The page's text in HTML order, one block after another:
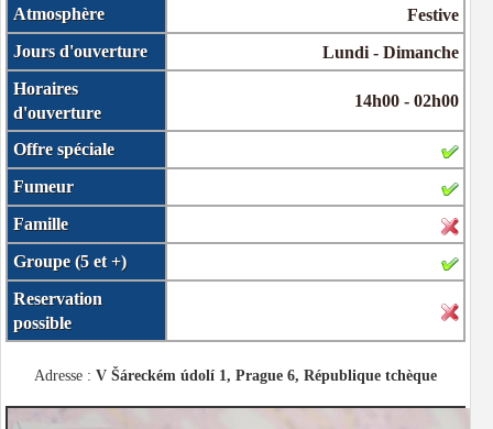
Atmosphère
Festive
Jours d'ouverture
Lundi - Dimanche
Horaires
d'ouverture
14h00 - 02h00
Offre spéciale
Fumeur
Famille
Groupe (5 et +)
Reservation
possible
Adresse : V Šáreckém údolí 1, Prague 6, République tchèque